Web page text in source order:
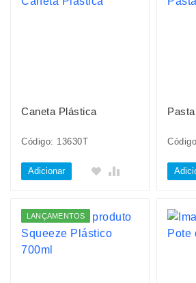
Caneta Plástica
Código: 13630T
Adicionar
LANÇAMENTOS